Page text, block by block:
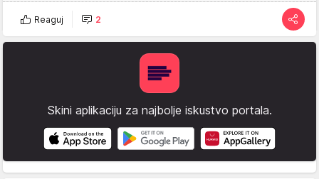
Reaguj 2
Skini aplikaciju za najbolje iskustvo portala.